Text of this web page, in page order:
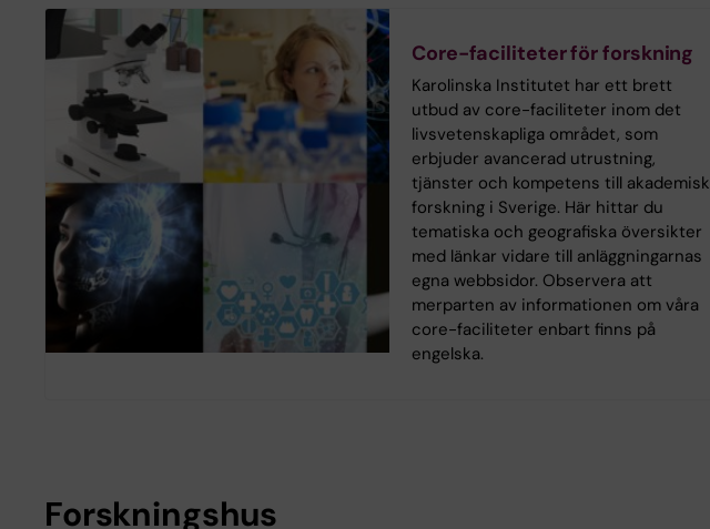
Core-faciliteter för forskning
Karolinska Institutet har ett brett
utbud av core-faciliteter inom det
livsvetenskapliga området, som
erbjuder avancerad utrustning,
tjänster och kompetens till akademisk
forskning i Sverige. Här hittar du
tematiska och geografiska översikter
med länkar vidare till anläggningarnas
egna webbsidor. Observera att
merparten av informationen om våra
core-faciliteter enbart finns på
engelska.
Forskningshus